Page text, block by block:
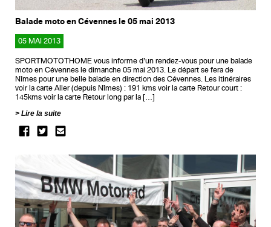
Balade moto en Cévennes le 05 mai 2013
05 MAI 2013
SPORTMOTOTHOME vous informe d’un rendez-vous pour une balade
moto en Cévennes le dimanche 05 mai 2013. Le départ se fera de
Nîmes pour une belle balade en direction des Cévennes. Les itinéraires
voir la carte Aller (depuis Nîmes) : 191 kms voir la carte Retour court :
145kms voir la carte Retour long par la […]
Lire la suite